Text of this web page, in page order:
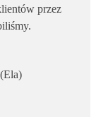
przez
(Ela)